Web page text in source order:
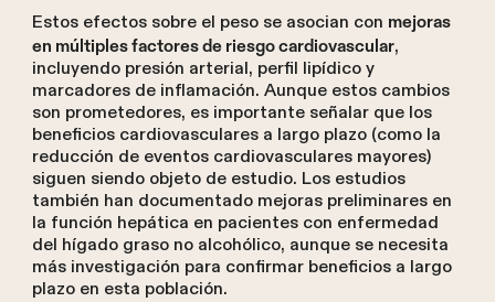
Estos efectos sobre el peso se asocian con mejoras
en múltiples factores de riesgo cardiovascular,
incluyendo presión arterial, perfil lipídico y
marcadores de inflamación. Aunque estos cambios
son prometedores, es importante señalar que los
beneficios cardiovasculares a largo plazo (como la
reducción de eventos cardiovasculares mayores)
siguen siendo objeto de estudio. Los estudios
también han documentado mejoras preliminares en
la función hepática en pacientes con enfermedad
del hígado graso no alcohólico, aunque se necesita
más investigación para confirmar beneficios a largo
plazo en esta población.